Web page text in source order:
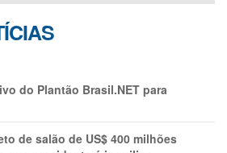
do Plantão Brasil.NET para
de salão de US$ 400 milhões